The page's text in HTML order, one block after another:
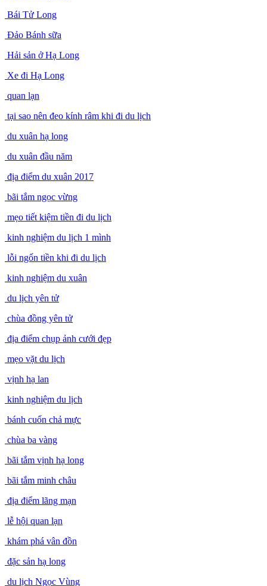
Bái Tử Long
Đảo Bánh sữa
Hải sản ở Hạ Long
Xe đi Hạ Long
quan lạn
tại sao nên đeo kính râm khi đi du lịch
du xuân hạ long
du xuân đầu năm
địa điểm du xuân 2017
bãi tắm ngọc vừng
mẹo tiết kiệm tiền đi du lịch
kinh nghiệm du lịch 1 mình
lỗi ngốn tiền khi đi du lịch
kinh nghiệm du xuân
du lịch yên tử
chùa đồng yên tử
địa điểm chụp ảnh cưới đẹp
mẹo vặt du lịch
vịnh hạ lan
kinh nghiệm du lịch
bánh cuốn chả mực
chùa ba vàng
bãi tắm vịnh hạ long
bãi tắm minh châu
địa điểm lãng mạn
lễ hội quan lạn
khám phá vân đồn
đặc sản hạ long
du lịch Ngọc Vùng